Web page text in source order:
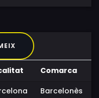
Comarca
Barcelonès